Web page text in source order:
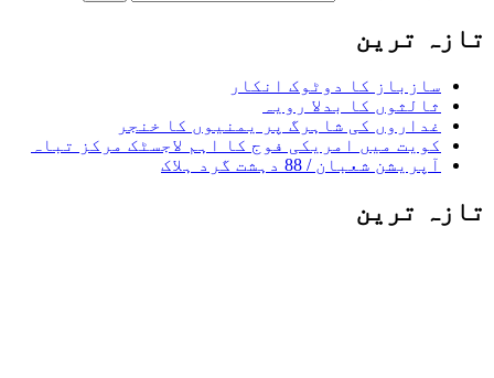
تازہ ترین
سازباز کا دوٹوک انکار
ثالثوں کا بدلا رویہ
غداروں کی شاہرگ پر یمنیوں کا خنجر
کویت میں امریکی فوج کا اہم لاجسٹک مرکز تباہ
آپریشن شعبان / 88 دہشت گرد ہلاک
تازہ ترین